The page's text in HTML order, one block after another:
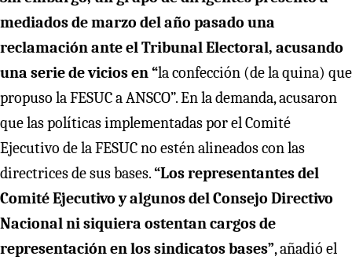
mediados de marzo del año pasado una
reclamación ante el Tribunal Electoral, acusando
una serie de vicios en “la confección (de la quina) que
propuso la FESUC a ANSCO”. En la demanda, acusaron
que las políticas implementadas por el Comité
Ejecutivo de la FESUC no estén alineados con las
directrices de sus bases.“Los representantes del
Comité Ejecutivo y algunos del Consejo Directivo
Nacional ni siquiera ostentan cargos de
representación en los sindicatos bases”, añadió el